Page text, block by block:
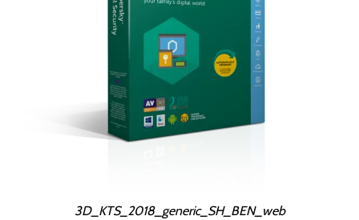
3D_KTS_2018_generic_SH_BEN_web